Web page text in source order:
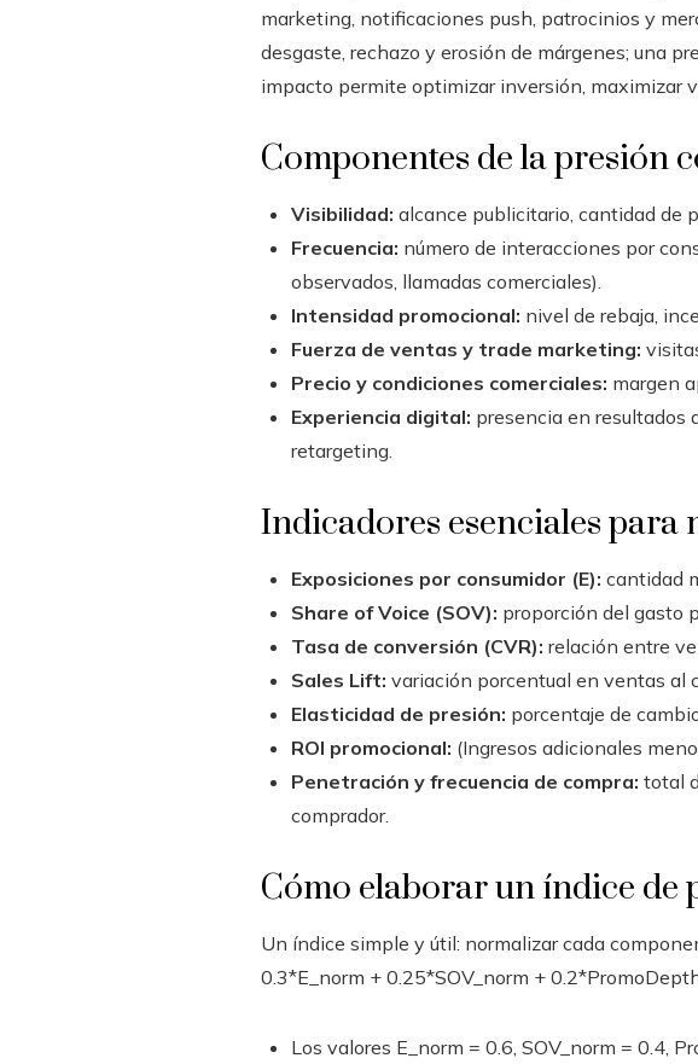
marketing, notificaciones push, patrocinios y
desgaste, rechazo y erosión de márgenes; una
impacto permite optimizar inversión, maximizar
Componentes de la presión
Visibilidad: alcance publicitario, cantidad de
Frecuencia: número de interacciones por
observados, llamadas comerciales).
Intensidad promocional: nivel de rebaja,
Fuerza de ventas y trade marketing:
Precio y condiciones comerciales: margen
Experiencia digital: presencia en resultados
retargeting.
Indicadores esenciales
Exposiciones por consumidor (E): cantidad
Share of Voice (SOV): proporción del gasto
Tasa de conversión (CVR): relación entre
Sales Lift: variación porcentual en ventas al
Elasticidad de presión: porcentaje de
ROI promocional: (Ingresos adicionales
Penetración y frecuencia de compra: total
comprador.
Cómo elaborar un índice de
Un índice simple y útil: normalizar cada
0.3*E_norm + 0.25*SOV_norm +
Los valores E_norm = 0.6, SOV_norm = 0.4,